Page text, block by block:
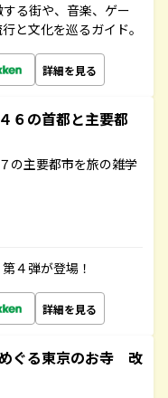
る街や、音楽、ゲー
と文化を巡るガイド。
詳細を見る
６の首都と主要都
の主要都市を旅の雑学
４弾が登場！
詳細を見る
ぐる東京のお寺 改